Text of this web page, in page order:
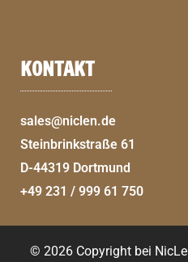
KONTAKT
sales@niclen.de
Steinbrinkstraße 61
D-44319 Dortmund
+49 231 / 999 61 750
© 2026 Copyright bei